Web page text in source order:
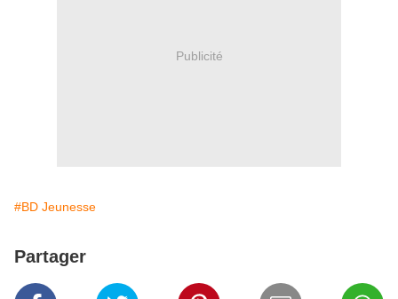
Publicité
#BD Jeunesse
Partager